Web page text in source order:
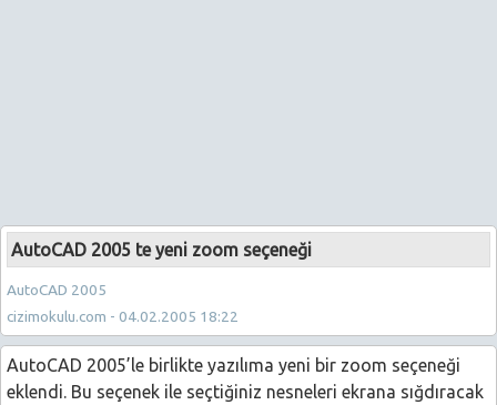
AutoCAD 2005 te yeni zoom seçeneği
AutoCAD 2005
cizimokulu.com - 04.02.2005 18:22
AutoCAD 2005’le birlikte yazılıma yeni bir zoom seçeneği
eklendi. Bu seçenek ile seçtiğiniz nesneleri ekrana sığdıracak